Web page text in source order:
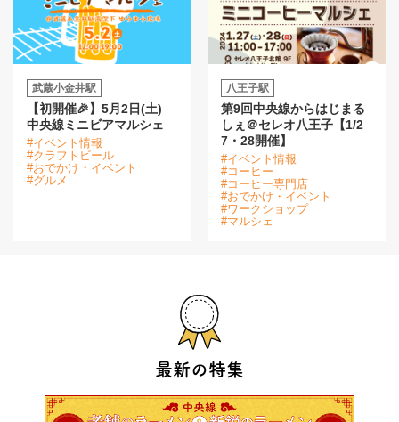
最新の特集
武蔵小金井駅
【初開催🎉】5月2日(土)
中央線ミニビアマルシェ
#イベント情報
#クラフトビール
#おでかけ・イベント
#グルメ
八王子駅
第9回中央線からはじまる
しぇ＠セレオ八王子【1/2
7・28開催】
#イベント情報
#コーヒー
#コーヒー専門店
#おでかけ・イベント
#ワークショップ
#マルシェ